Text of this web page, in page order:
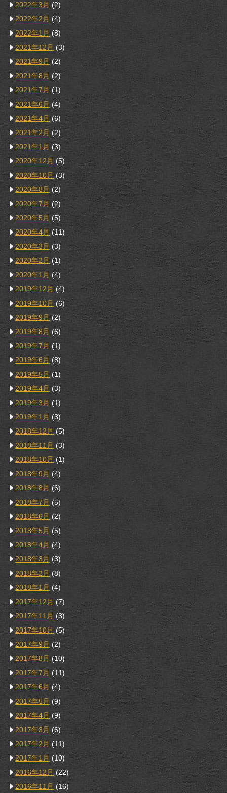
2022年3月 (2)
2022年2月 (4)
2022年1月 (8)
2021年12月 (3)
2021年9月 (2)
2021年8月 (2)
2021年7月 (1)
2021年6月 (4)
2021年4月 (6)
2021年2月 (2)
2021年1月 (3)
2020年12月 (5)
2020年10月 (3)
2020年8月 (2)
2020年7月 (2)
2020年5月 (5)
2020年4月 (11)
2020年3月 (3)
2020年2月 (1)
2020年1月 (4)
2019年12月 (4)
2019年10月 (6)
2019年9月 (2)
2019年8月 (6)
2019年7月 (1)
2019年6月 (8)
2019年5月 (1)
2019年4月 (3)
2019年3月 (1)
2019年1月 (3)
2018年12月 (5)
2018年11月 (3)
2018年10月 (1)
2018年9月 (4)
2018年8月 (6)
2018年7月 (5)
2018年6月 (2)
2018年5月 (5)
2018年4月 (4)
2018年3月 (3)
2018年2月 (8)
2018年1月 (4)
2017年12月 (7)
2017年11月 (3)
2017年10月 (5)
2017年9月 (2)
2017年8月 (10)
2017年7月 (11)
2017年6月 (4)
2017年5月 (9)
2017年4月 (9)
2017年3月 (6)
2017年2月 (11)
2017年1月 (10)
2016年12月 (22)
2016年11月 (16)